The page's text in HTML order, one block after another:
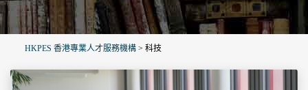
HKPES 香港專業人才服務機構 > 科技